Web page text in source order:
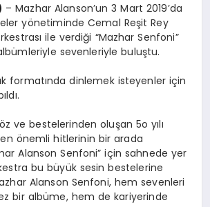
– Mazhar Alanson’un 3 Mart 2019’da
yönetiminde Cemal Reşit Rey
ile verdiği “Mazhar Senfoni”
sevenleriyle buluştu.
formatında dinlemek isteyenler için
ve bestelerinden oluşan 5o yılı
en önemli hitlerinin bir arada
Alanson Senfoni” için sahnede yer
bu büyük sesin bestelerine
Alanson Senfoni, hem sevenleri
bir albüme, hem de kariyerinde